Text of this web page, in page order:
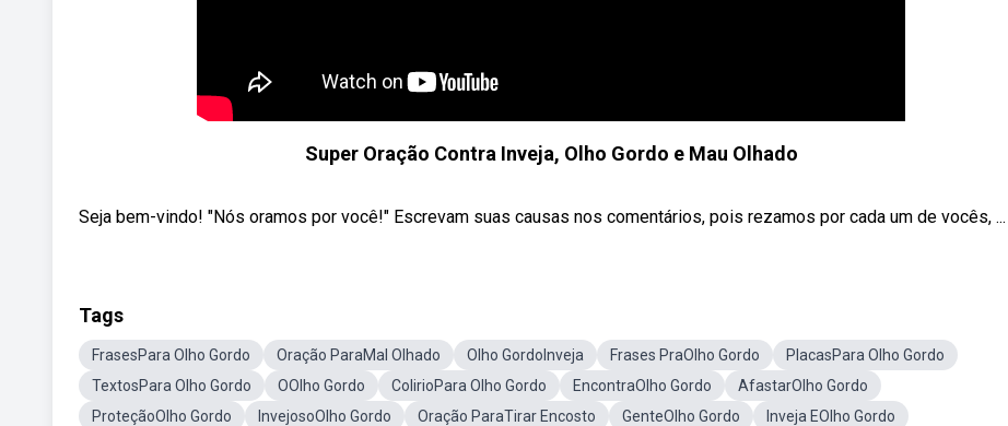
Super Oração Contra Inveja, Olho Gordo e Mau Olhado
Seja bem-vindo! "Nós oramos por você!" Escrevam suas causas nos comentários, pois rezamos por cada um de vocês, ...
Tags
FrasesPara Olho Gordo Oração ParaMal Olhado Olho GordoInveja Frases PraOlho Gordo
PlacasPara Olho Gordo
TextosPara Olho Gordo
OOlho Gordo ColirioPara Olho Gordo EncontraOlho Gordo
AfastarOlho Gordo
ProteçãoOlho Gordo
InvejosoOlho Gordo Oração ParaTirar Encosto GenteOlho Gordo
Inveja EOlho Gordo